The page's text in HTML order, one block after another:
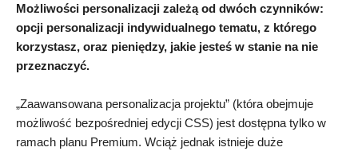
Możliwości personalizacji zależą od dwóch czynników:
opcji personalizacji indywidualnego tematu, z którego
korzystasz, oraz pieniędzy, jakie jesteś w stanie na nie
przeznaczyć.
„Zaawansowana personalizacja projektu” (która obejmuje
możliwość bezpośredniej edycji CSS) jest dostępna tylko w
ramach planu Premium. Wciąż jednak istnieje duże